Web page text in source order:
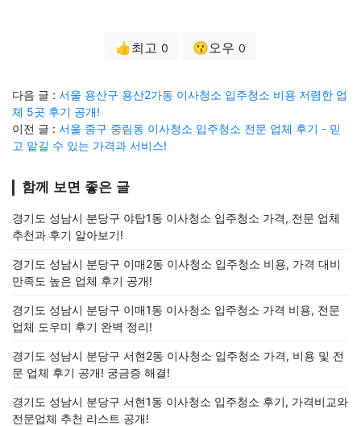
👍최고 0 😗오우 0
다음 글 : 서울 용산구 용산2가동 이사청소 입주청소 비용 저렴한 업
체 5곳 후기 공개!
이전 글 : 서울 중구 중림동 이사청소 입주청소 전문 업체 후기 - 믿
고 맡길 수 있는 가격과 서비스!
함께 보면 좋은 글
경기도 성남시 분당구 야탑1동 이사청소 입주청소 가격, 전문 업체
추천과 후기 알아보기!
경기도 성남시 분당구 이매2동 이사청소 입주청소 비용, 가격 대비
만족도 높은 업체 후기 공개!
경기도 성남시 분당구 이매1동 이사청소 입주청소 가격 비용, 전문
업체 도우미 후기 완벽 정리!
경기도 성남시 분당구 서현2동 이사청소 입주청소 가격, 비용 및 전
문 업체 후기 공개! 궁금증 해결!
경기도 성남시 분당구 서현1동 이사청소 입주청소 후기, 가격비교와
전문업체 추천 리스트 공개!